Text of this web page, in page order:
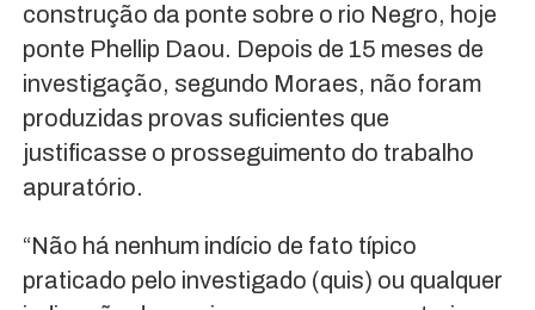
construção da ponte sobre o rio Negro, hoje
ponte Phellip Daou. Depois de 15 meses de
investigação, segundo Moraes, não foram
produzidas provas suficientes que
justificasse o prosseguimento do trabalho
apuratório.
“Não há nenhum indício de fato típico
praticado pelo investigado (quis) ou qualquer